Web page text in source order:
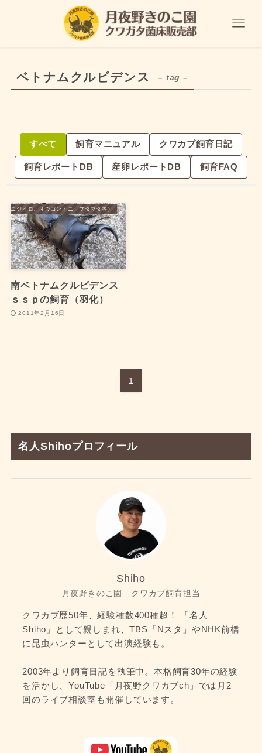
ベトナムクルビデンス – tag –
すべて 飼育マニュアル クワカブ飼育日記
飼育レポートDB 産卵レポートDB 飼育FAQ
（ニジイロ、オウゴンオニ、フタマタ等）
南ベトナムクルビデンス
ｓｓｐの飼育（羽化）
2011年2月16日
1
名人Shihoプロフィール
Shiho
月夜野きのこ園 クワカブ飼育担当
クワカブ歴50年、経験種数400種超！ 「名人
Shiho」として親しまれ、TBS「Nスタ」やNHK前橋
に昆虫ハンターとして出演経験も。
2003年より飼育日記を執筆中。本格飼育30年の経験
を活かし、YouTube「月夜野クワカブch」では月2
回のライブ相談室も開催しています。